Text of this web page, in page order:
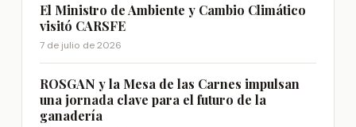
El Ministro de Ambiente y Cambio Climático
visitó CARSFE
7 de julio de 2026
ROSGAN y la Mesa de las Carnes impulsan
una jornada clave para el futuro de la
ganadería